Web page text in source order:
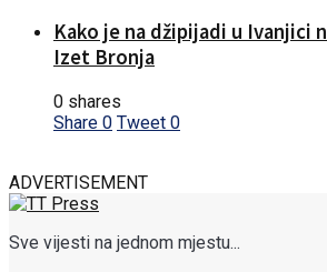
Kako je na džipijadi u Ivanjici
Izet Bronja
0 shares
Share 0 Tweet 0
ADVERTISEMENT
Sve vijesti na jednom mjestu...